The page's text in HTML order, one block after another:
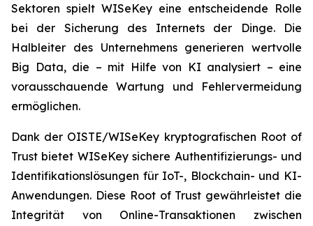
Sektoren spielt WISeKey eine entscheidende Rolle
bei der Sicherung des Internets der Dinge. Die
Halbleiter des Unternehmens generieren wertvolle
Big Data, die – mit Hilfe von KI analysiert – eine
vorausschauende Wartung und Fehlervermeidung
ermöglichen.
Dank der OISTE/WISeKey kryptografischen Root of
Trust bietet WISeKey sichere Authentifizierungs- und
Identifikationslösungen für IoT-, Blockchain- und KI-
Anwendungen. Diese Root of Trust gewährleistet die
Integrität von Online-Transaktionen zwischen